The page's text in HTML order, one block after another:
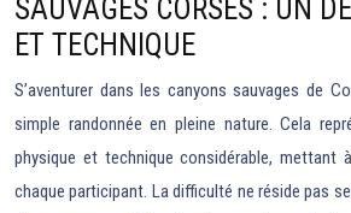
SAUVAGES CORSES : UN
ET TECHNIQUE
S’aventurer dans les canyons sauvages de
simple randonnée en pleine nature. Cela
physique et technique considérable, mettant
chaque participant. La difficulté ne réside pas